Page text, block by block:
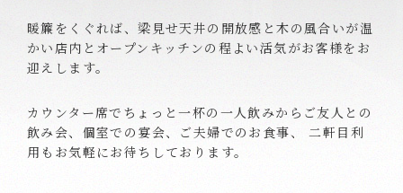
暖簾をくぐれば、梁見せ天井の開放感と木の風合いが温
かい店内とオープンキッチンの程よい活気がお客様をお
迎えします。
カウンター席でちょっと一杯の一人飲みからご友人との
飲み会、個室での宴会、ご夫婦でのお食事、 二軒目利
用もお気軽にお待ちしております。